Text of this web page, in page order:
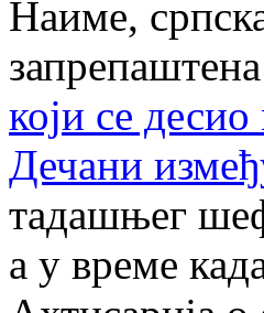
Наиме,
који се
Дечани
тадашњег
а у време